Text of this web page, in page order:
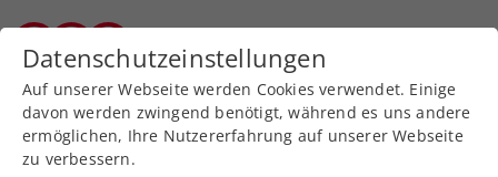
Zurück zur Newsübersicht
Bundesliga
Datenschutzeinstellungen
Auf unserer Webseite werden Cookies verwendet. Einige
davon werden zwingend benötigt, während es uns andere
ermöglichen, Ihre Nutzererfahrung auf unserer Webseite
zu verbessern.